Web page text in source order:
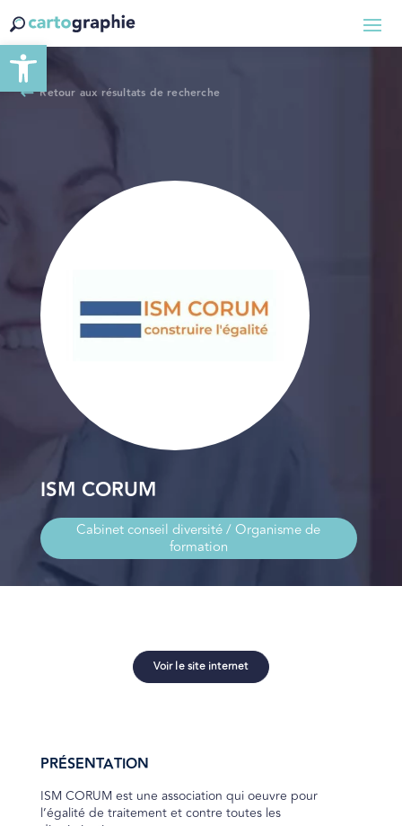
Ouvrir la barre d’outils
Retour aux résultats de recherche
ISM CORUM
Cabinet conseil diversité / Organisme de
formation
Voir le site internet
PRÉSENTATION
ISM CORUM est une association qui oeuvre pour
l’égalité de traitement et contre toutes les